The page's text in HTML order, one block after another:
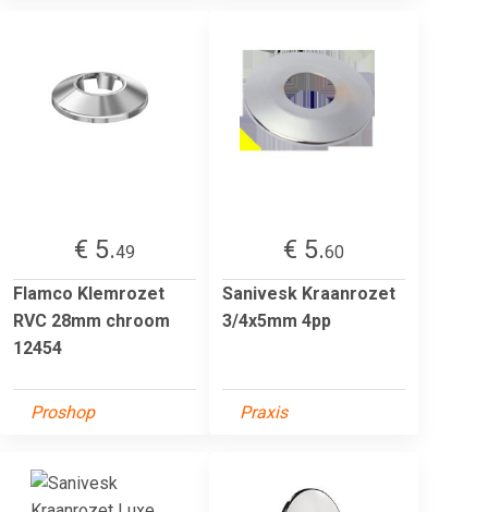
€ 5.49
Flamco Klemrozet
RVC 28mm chroom
12454
Proshop
€ 5.60
Sanivesk Kraanrozet
3/4x5mm 4pp
Praxis